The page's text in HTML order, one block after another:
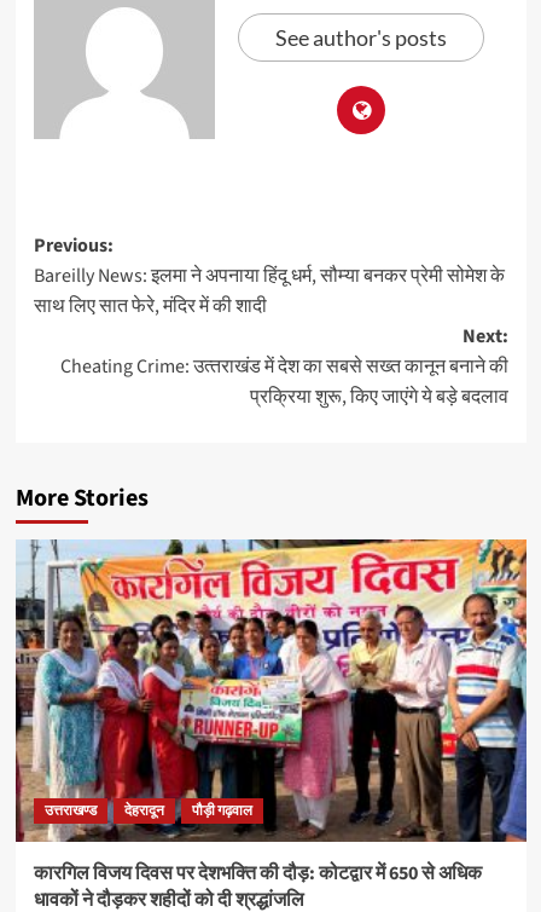
See author's posts
Previous:
Bareilly News: इलमा ने अपनाया हिंदू धर्म, सौम्या बनकर प्रेमी सोमेश के
साथ लिए सात फेरे, मंदिर में की शादी
Next:
Cheating Crime: उत्‍तराखंड में देश का सबसे सख्‍त कानून बनाने की
प्रक्रिया शुरू, किए जाएंगे ये बड़े बदलाव
More Stories
उत्तराखण्ड देहरादून पौड़ी गढ़वाल
कारगिल विजय दिवस पर देशभक्ति की दौड़: कोटद्वार में 650 से अधिक
धावकों ने दौड़कर शहीदों को दी श्रद्धांजलि